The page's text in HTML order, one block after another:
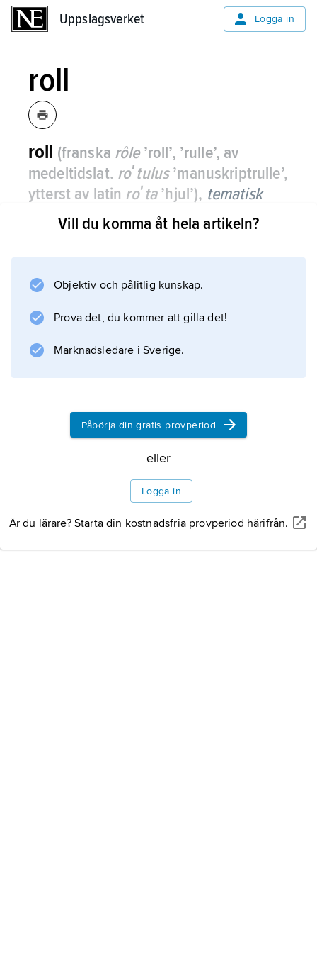
Uppslagsverket Logga in
roll
roll (franska rôle’roll’, ’rulle’, av
medeltidslat. roʹtulus’manuskriptrulle’,
ytterst av latin roʹta’hjul’), tematisk
semantiskt kasus , inom
språkvetenskapen ett semantiskt
handling, relation etc. som det
semantiska predikatet anger.
Se
kasus
Information om artikeln
Vill du komma åt hela artikeln?
Objektiv och pålitlig kunskap.
Prova det, du kommer att gilla det!
Marknadsledare i Sverige.
Påbörja din gratis provperiod
eller
Logga in
Är du lärare? Starta din kostnadsfria provperiod härifrån.